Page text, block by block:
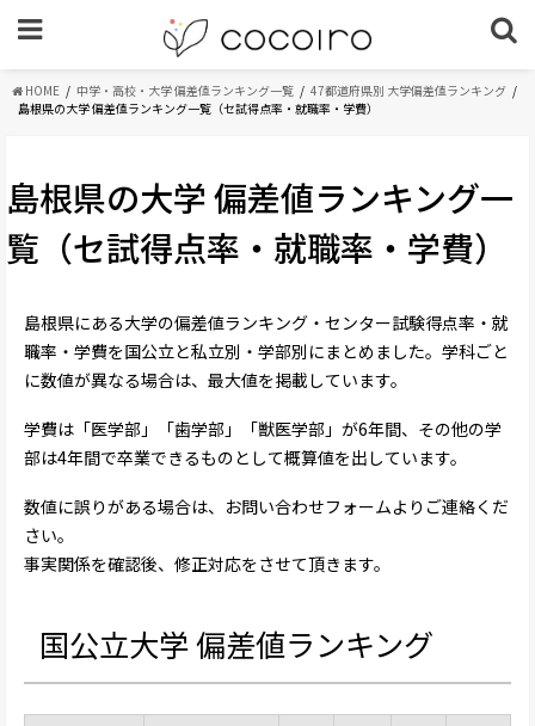
HOME 中学・高校・大学 偏差値ランキング一覧
47都道府県別 大学偏差値ランキング
島根県の大学 偏差値ランキング一覧（セ試得点率・就職率・学費）
島根県の大学 偏差値ランキング一
覧（セ試得点率・就職率・学費）
島根県にある大学の偏差値ランキング・センター試験得点率・就
職率・学費を国公立と私立別・学部別にまとめました。学科ごと
に数値が異なる場合は、最大値を掲載しています。
学費は「医学部」「歯学部」「獣医学部」が6年間、その他の学
部は4年間で卒業できるものとして概算値を出しています。
数値に誤りがある場合は、お問い合わせフォームよりご連絡くだ
さい。
事実関係を確認後、修正対応をさせて頂きます。
国公立大学 偏差値ランキング